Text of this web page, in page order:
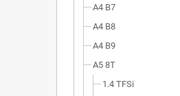
A4 B7
A4 B8
A4 B9
A5 8T
1.4 TFSi